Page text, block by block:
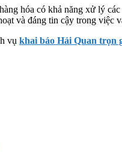
hóa có khả năng xử lý
và đáng tin cậy trong việc
vụ khai báo Hải Quan trọn